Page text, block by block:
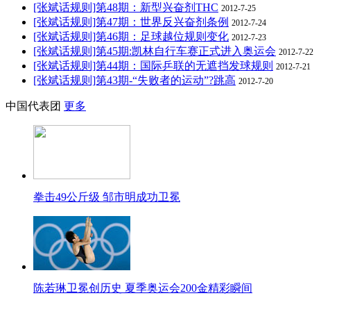
[张斌话规则]第48期：新型兴奋剂THC 2012-7-25
[张斌话规则]第47期：世界反兴奋剂条例 2012-7-24
[张斌话规则]第46期：足球越位规则变化 2012-7-23
[张斌话规则]第45期:凯林自行车赛正式进入奥运会 2012-7-22
[张斌话规则]第44期：国际乒联的无遮挡发球规则 2012-7-21
[张斌话规则]第43期-“失败者的运动”?跳高 2012-7-20
中国代表团 更多
拳击49公斤级 邹市明成功卫冕
陈若琳卫冕创历史 夏季奥运会200金精彩瞬间